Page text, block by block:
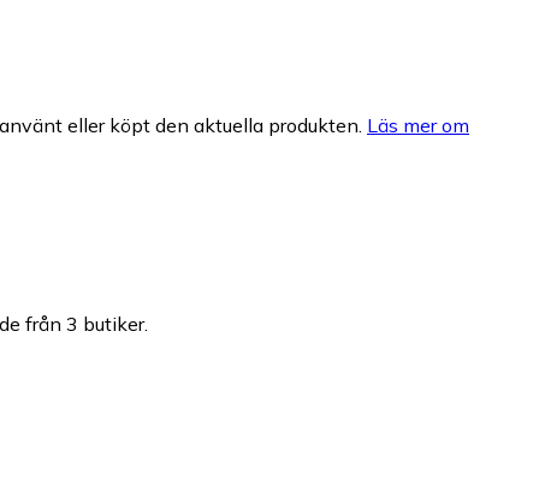
eller köpt den aktuella produkten. Läs mer om
från 3 butiker.